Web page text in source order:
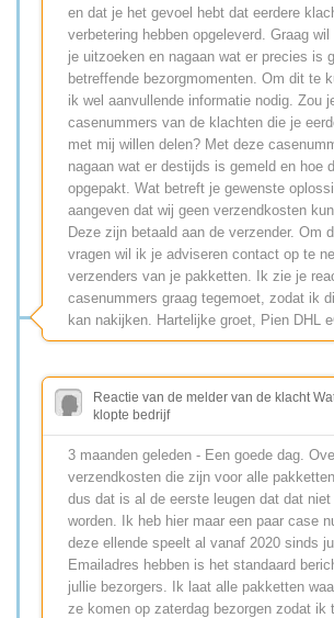
en dat je het gevoel hebt dat eerdere
verbetering hebben opgeleverd. Graag
je uitzoeken en nagaan wat er precies is
betreffende bezorgmomenten. Om dit te
ik wel aanvullende informatie nodig. Zou
casenummers van de klachten die je
met mij willen delen? Met deze
nagaan wat er destijds is gemeld en hoe
opgepakt. Wat betreft je gewenste
aangeven dat wij geen verzendkosten
Deze zijn betaald aan de verzender. Om
vragen wil ik je adviseren contact op te
verzenders van je pakketten. Ik zie je
casenummers graag tegemoet, zodat ik
kan nakijken. Hartelijke groet, Pien DHL
Reactie van de melder van de klacht
klopte bedrijf
3 maanden geleden - Een goede dag.
verzendkosten die zijn voor alle
dus dat is al de eerste leugen dat dat
worden. Ik heb hier maar een paar case
deze ellende speelt al vanaf 2020 sinds
Emailadres hebben is het standaard
jullie bezorgers. Ik laat alle pakketten
ze komen op zaterdag bezorgen zodat ik